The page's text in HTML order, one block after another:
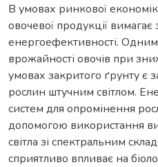
В умовах ринкової
овочевої продукції
енергоефективності.
врожайності овочів при
умовах закритого ґрунту є
рослин штучним світлом.
систем для опромінення
допомогою використання
світла зі спектральним
сприятливо впливає на